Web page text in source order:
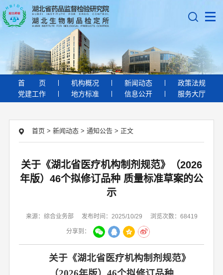
首 页 机构概况 新闻动态
政策法规
党建工作
地方标准 信息公开 服务大厅
首页 >新闻动态 >通知公告 > 正文
关于《湖北省医疗机构制剂规范》（2026
年版）46个拟修订品种 质量标准草案的公
示
来源：综合业务部 发布时间：2025/10/29 浏览次数：68419
分享到：
关于《湖北省医疗机构制剂规范》